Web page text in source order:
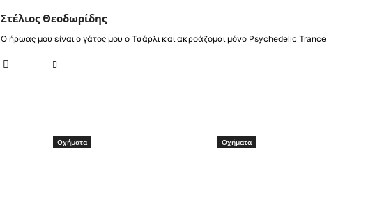
Στέλιος Θεοδωρίδης
Ο ήρωας μου είναι ο γάτος μου ο Τσάρλι και ακροάζομαι μόνο Psychedelic Trance
Οχήματα Οχήματα